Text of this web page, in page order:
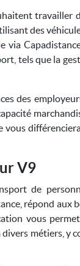
travailler
des
via
tels que la
des
vous
V9
de
répond aux
vous
métiers, y